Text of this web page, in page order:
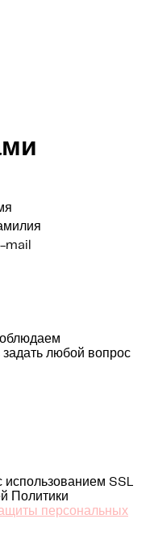
mail
задать любой вопрос
SSL
Политики
персональных